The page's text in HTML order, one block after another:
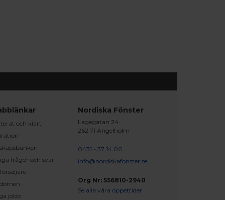
och klart
frågor och svar
jobb
Nordiska Fönster
Lagegatan 24
262 71 Ängelholm
0431 - 37 14 00
info@nordiskafonster.se
Org Nr: 556810-2940
Se alla våra öppettider